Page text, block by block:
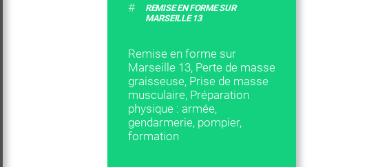
#
REMISE EN FORME SUR
MARSEILLE 13
Remise en forme sur
Marseille 13, Perte de masse
graisseuse, Prise de masse
musculaire, Préparation
physique : armée,
gendarmerie, pompier,
formation